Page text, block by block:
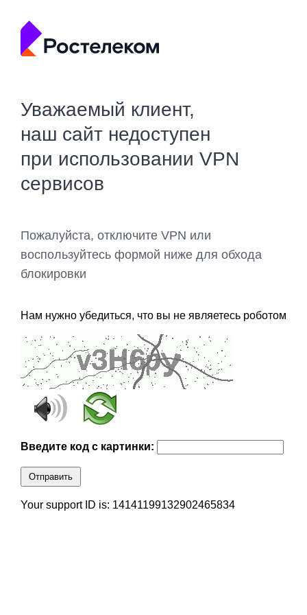
Уважаемый клиент,
наш сайт недоступен
при использовании VPN
сервисов
Пожалуйста, отключите VPN или
воспользуйтесь формой ниже для обхода
блокировки
Нам нужно убедиться, что вы не являетесь роботом
Введите код с картинки:
Отправить
Your support ID is: 14141199132902465834